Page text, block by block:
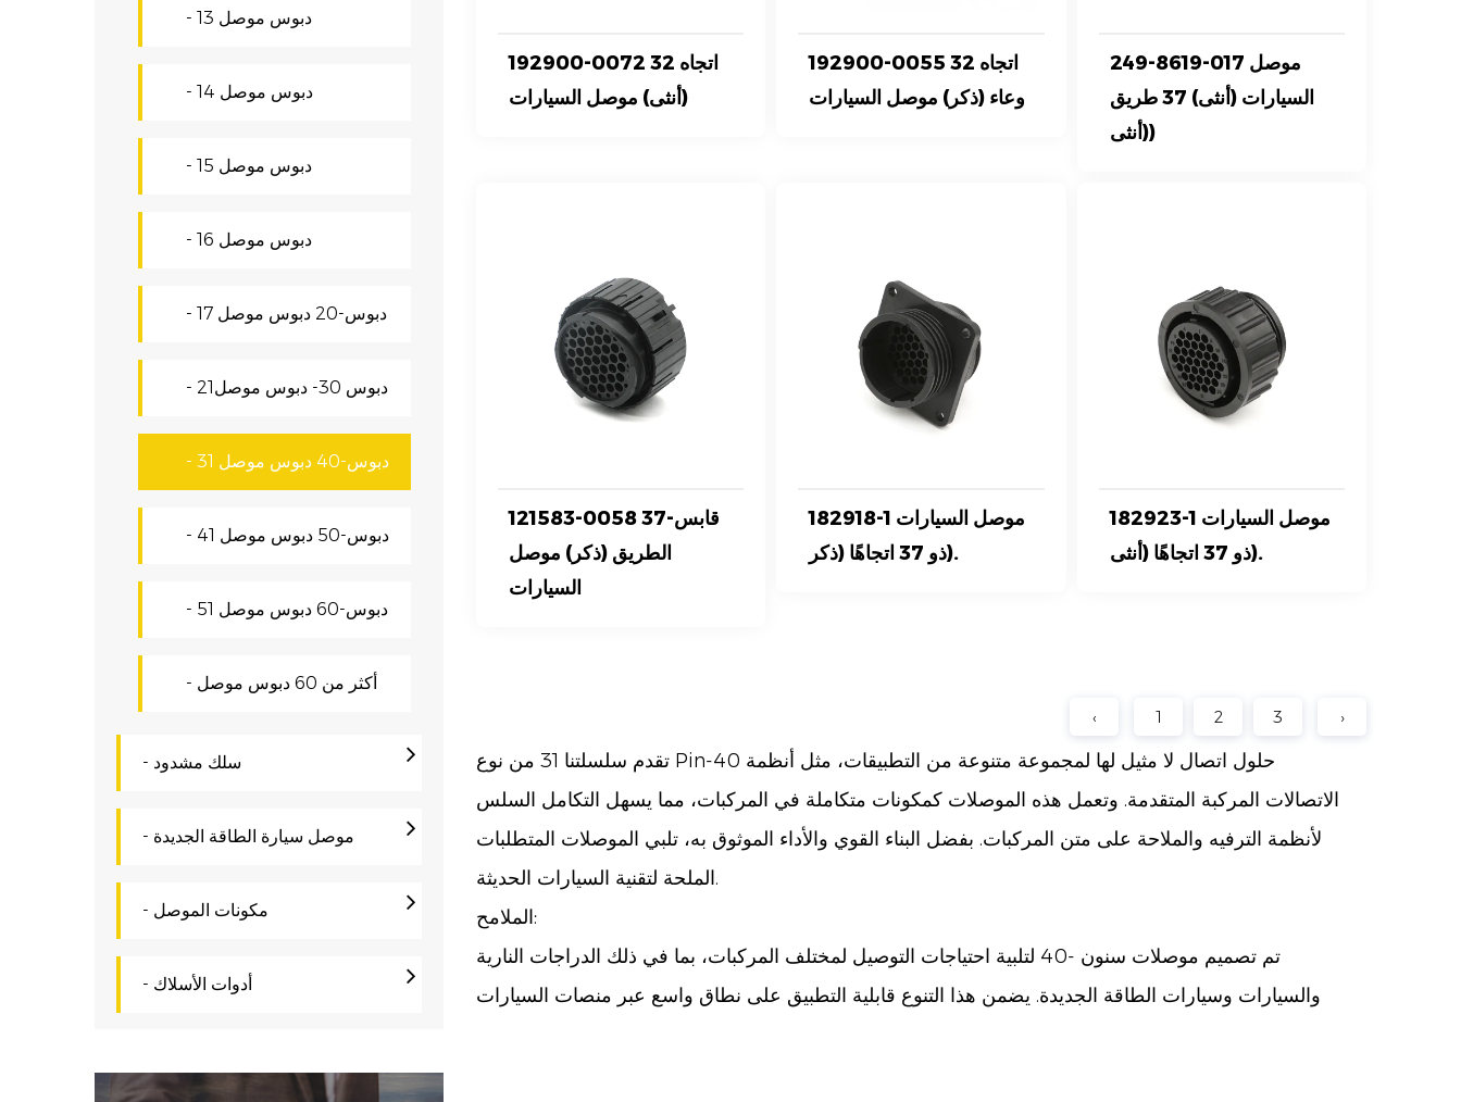
- 13 دبوس موصل
- 14 دبوس موصل
- دبوس موصل 15
- دبوس موصل 16
- 17 دبوس-20 دبوس موصل
- دبوس 30- دبوس موصل21
- 31 دبوس-40 دبوس موصل
- 41 دبوس-50 دبوس موصل
- 51 دبوس-60 دبوس موصل
- أكثر من 60 دبوس موصل
- سلك مشدود
- موصل سيارة الطاقة الجديدة
- مكونات الموصل
- أدوات الأسلاك
192900-0072 32 اتجاه
(أنثى) موصل السيارات
192900-0055 32 اتجاه
وعاء (ذكر) موصل السيارات
249-8619-017 موصل
السيارات (أنثى) 37 طريق
(أنثى)
121583-0058 37-قابس
الطريق (ذكر) موصل
السيارات
182918-1 موصل السيارات
ذو 37 اتجاهًا (ذكر).
182923-1 موصل السيارات
ذو 37 اتجاهًا (أنثى).
‹ 1 2 3 ›
تقدم سلسلتنا 31 من نوع Pin-40 حلول اتصال لا مثيل لها لمجموعة متنوعة من التطبيقات، مثل أنظمة
الاتصالات المركبة المتقدمة. وتعمل هذه الموصلات كمكونات متكاملة في المركبات، مما يسهل التكامل السلس
لأنظمة الترفيه والملاحة على متن المركبات. بفضل البناء القوي والأداء الموثوق به، تلبي الموصلات المتطلبات
الملحة لتقنية السيارات الحديثة.
الملامح:
تم تصميم موصلات سنون -40 لتلبية احتياجات التوصيل لمختلف المركبات، بما في ذلك الدراجات النارية
والسيارات وسيارات الطاقة الجديدة. يضمن هذا التنوع قابلية التطبيق على نطاق واسع عبر منصات السيارات